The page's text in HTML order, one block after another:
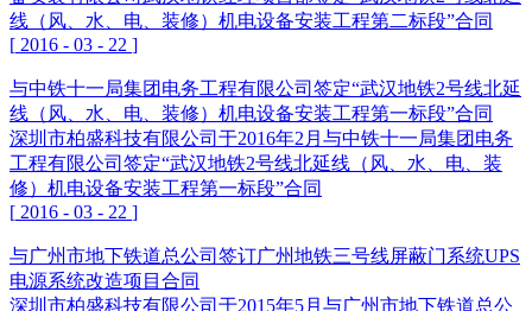
线（风、水、电、装修）机电设备安装工程第二标段”合同
[ 2016 - 03 - 22 ]
与中铁十一局集团电务工程有限公司签定“武汉地铁2号线北延
线（风、水、电、装修）机电设备安装工程第一标段”合同
深圳市柏盛科技有限公司于2016年2月与中铁十一局集团电务
工程有限公司签定“武汉地铁2号线北延线（风、水、电、装
修）机电设备安装工程第一标段”合同
[ 2016 - 03 - 22 ]
与广州市地下铁道总公司签订广州地铁三号线屏蔽门系统UPS
电源系统改造项目合同
深圳市柏盛科技有限公司于2015年5月与广州市地下铁道总公